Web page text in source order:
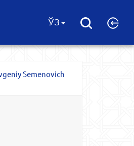
ЎЗ
Semenovich